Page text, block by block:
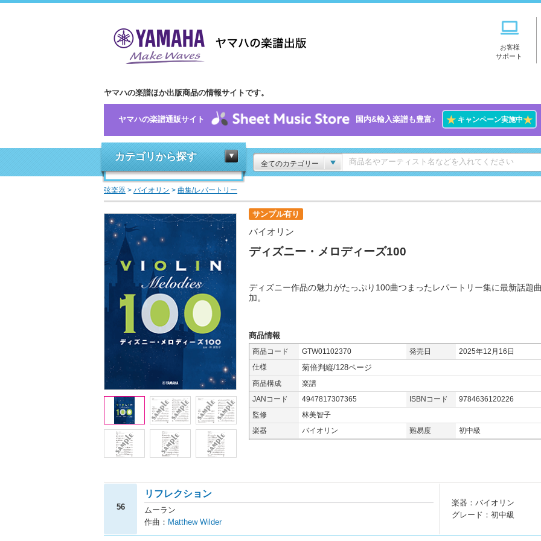
お客様
サポート
ヤマハの楽譜ほか出版商品の情報サイトです。
ヤマハの楽譜通販サイト 国内&輸入楽譜も豊富♪ ★キャンペーン実施中★
カテゴリから探す
全てのカテゴリー
弦楽器 > バイオリン > 曲集/レパートリー
サンプル有り
バイオリン
ディズニー・メロディーズ100
ディズニー作品の魅力がたっぷり100曲つまったレパートリー集に最新話題
加。
商品情報
商品コード GTW01102370 発売日
2025年12月16日
仕様
菊倍判縦/128ページ
商品構成
楽譜
JANコード
4947817307365 ISBNコード
9784636120226
監修
林美智子
楽器
バイオリン 難易度 初中級
56
リフレクション
ムーラン
作曲： Matthew Wilder
楽器：バイオリン
グレード：初中級